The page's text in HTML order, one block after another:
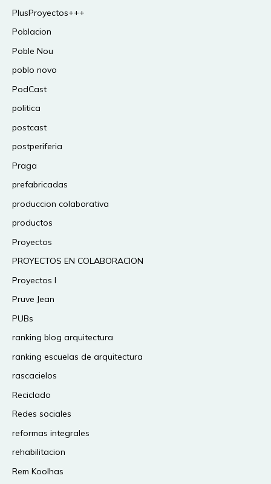
PlusProyectos+++
Poblacion
Poble Nou
poblo novo
PodCast
politica
postcast
postperiferia
Praga
prefabricadas
produccion colaborativa
productos
Proyectos
PROYECTOS EN COLABORACION
Proyectos I
Pruve Jean
PUBs
ranking blog arquitectura
ranking escuelas de arquitectura
rascacielos
Reciclado
Redes sociales
reformas integrales
rehabilitacion
Rem Koolhas